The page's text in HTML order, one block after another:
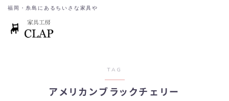
福岡・糸島にあるちいさな家具や
TAG
アメリカンブラックチェリー